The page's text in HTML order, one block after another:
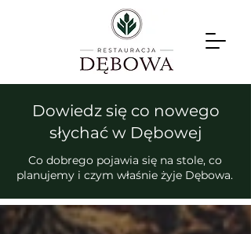
Dowiedz się co nowego
słychać w Dębowej
Co dobrego pojawia się na stole, co
planujemy i czym właśnie żyje Dębowa.